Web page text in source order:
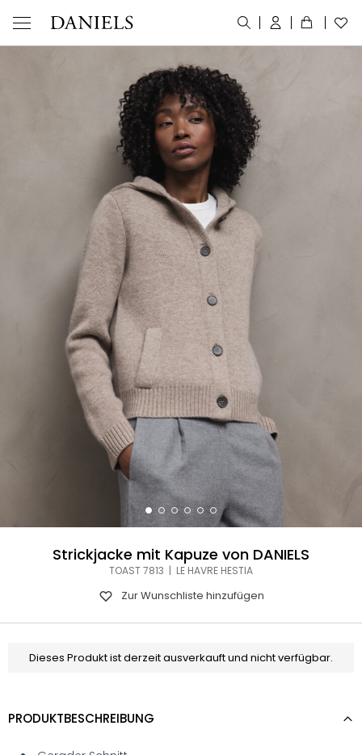
Strickjacke mit Kapuze von DANIELS
TOAST 7813 | LE HAVRE HESTIA
Zur Wunschliste hinzufügen
Dieses Produkt ist derzeit ausverkauft und nicht verfügbar.
PRODUKTBESCHREIBUNG